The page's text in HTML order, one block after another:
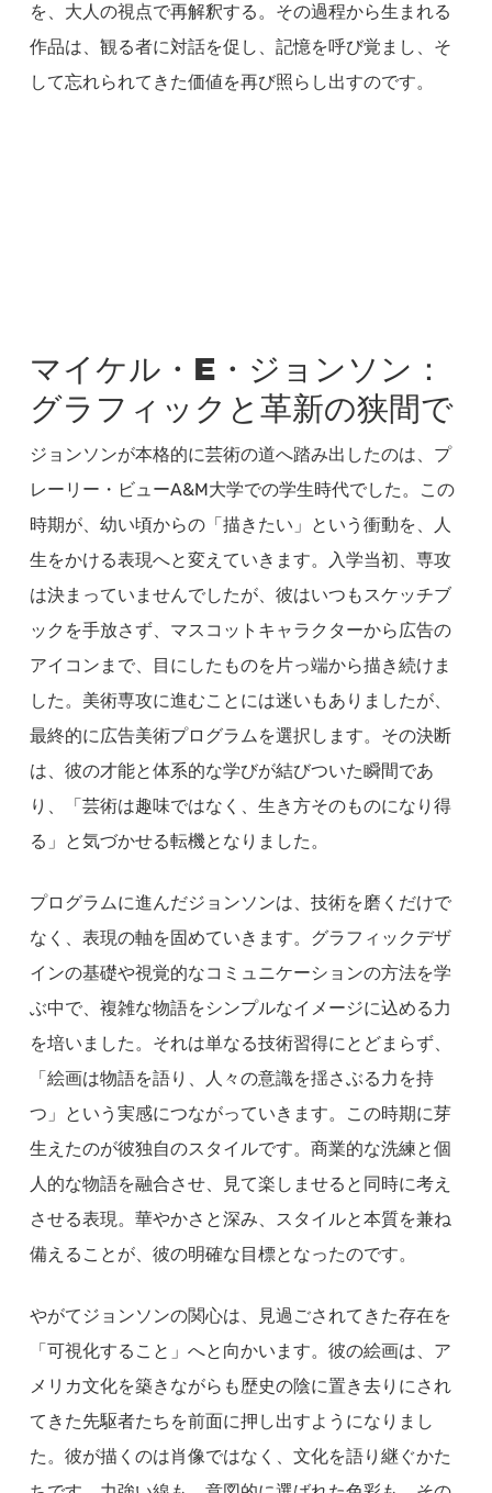
を、大人の視点で再解釈する。その過程から生まれる
作品は、観る者に対話を促し、記憶を呼び覚まし、そ
して忘れられてきた価値を再び照らし出すのです。
マイケル・E・ジョンソン：
グラフィックと革新の狭間で
ジョンソンが本格的に芸術の道へ踏み出したのは、プ
レーリー・ビューA&M大学での学生時代でした。この
時期が、幼い頃からの「描きたい」という衝動を、人
生をかける表現へと変えていきます。入学当初、専攻
は決まっていませんでしたが、彼はいつもスケッチブ
ックを手放さず、マスコットキャラクターから広告の
アイコンまで、目にしたものを片っ端から描き続けま
した。美術専攻に進むことには迷いもありましたが、
最終的に広告美術プログラムを選択します。その決断
は、彼の才能と体系的な学びが結びついた瞬間であ
り、「芸術は趣味ではなく、生き方そのものになり得
る」と気づかせる転機となりました。
プログラムに進んだジョンソンは、技術を磨くだけで
なく、表現の軸を固めていきます。グラフィックデザ
インの基礎や視覚的なコミュニケーションの方法を学
ぶ中で、複雑な物語をシンプルなイメージに込める力
を培いました。それは単なる技術習得にとどまらず、
「絵画は物語を語り、人々の意識を揺さぶる力を持
つ」という実感につながっていきます。この時期に芽
生えたのが彼独自のスタイルです。商業的な洗練と個
人的な物語を融合させ、見て楽しませると同時に考え
させる表現。華やかさと深み、スタイルと本質を兼ね
備えることが、彼の明確な目標となったのです。
やがてジョンソンの関心は、見過ごされてきた存在を
「可視化すること」へと向かいます。彼の絵画は、ア
メリカ文化を築きながらも歴史の陰に置き去りにされ
てきた先駆者たちを前面に押し出すようになりまし
た。彼が描くのは肖像ではなく、文化を語り継ぐかた